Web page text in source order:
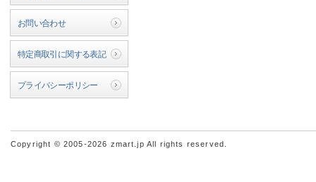
お問い合わせ
特定商取引に関する表記
プライバシーポリシー
Copyright © 2005-2026 zmart.jp All rights reserved.